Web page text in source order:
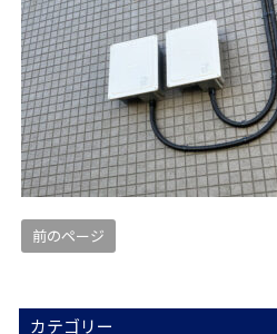
前のページ
カテゴリー